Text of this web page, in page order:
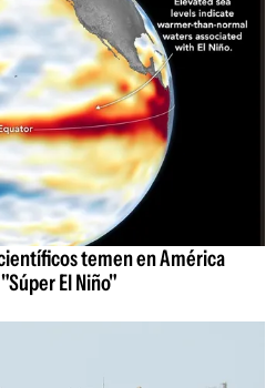
temen en América
El Niño"